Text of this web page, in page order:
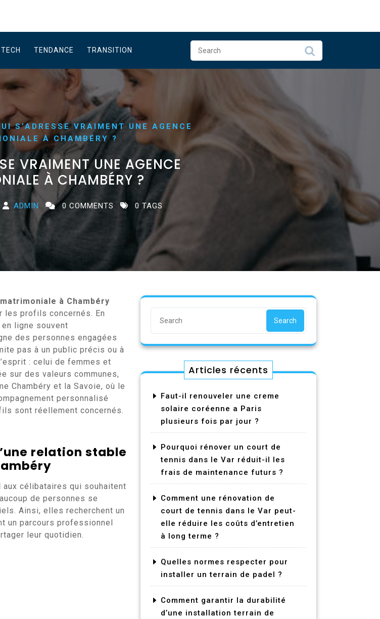
TECH TENDANCE TRANSITION
S’ADRESSE VRAIMENT UNE AGENCE
À CHAMBÉRY ?
VRAIMENT UNE AGENCE
À CHAMBÉRY ?
ADMIN 0 COMMENTS 0 TAGS
à Chambéry
les profils concernés. En
ligne souvent
des personnes engagées
pas à un public précis ou à
: celui de femmes et
sur des valeurs communes,
Chambéry et la Savoie, où le
personnalisé
sont réellement concernés.
relation stable
aux célibataires qui souhaitent
de personnes se
Ainsi, elles recherchent un
un parcours professionnel
leur quotidien.
Search
Articles récents
Faut-il renouveler une creme
solaire coréenne a Paris
plusieurs fois par jour ?
Pourquoi rénover un court de
tennis dans le Var réduit-il les
frais de maintenance futurs ?
Comment une rénovation de
court de tennis dans le Var peut-
elle réduire les coûts d’entretien
à long terme ?
Quelles normes respecter pour
installer un terrain de padel ?
Comment garantir la durabilité
d’une installation terrain de